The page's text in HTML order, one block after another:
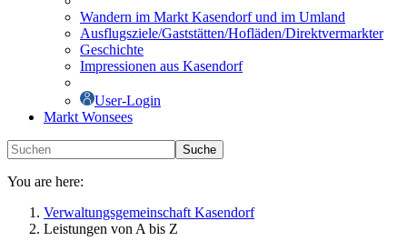
Wandern im Markt Kasendorf und im Umland
Ausflugsziele/Gaststätten/Hofläden/Direktvermarkter
Geschichte
Impressionen aus Kasendorf
User-Login
Markt Wonsees
Suche
You are here:
Verwaltungsgemeinschaft Kasendorf
Leistungen von A bis Z